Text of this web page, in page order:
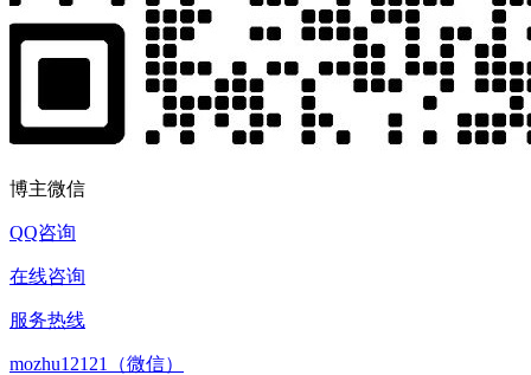
博主微信
QQ咨询
在线咨询
服务热线
mozhu12121（微信）